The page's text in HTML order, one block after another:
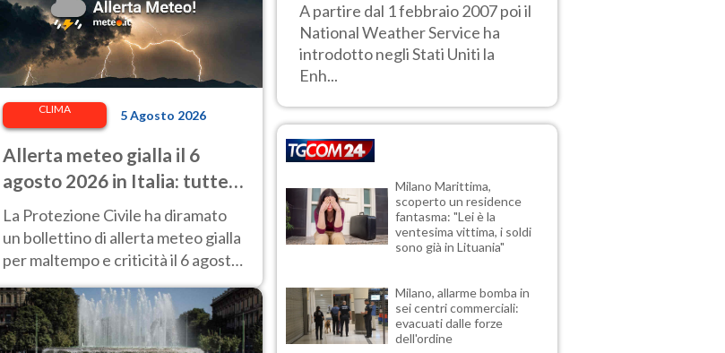
CLIMA 5 Agosto 2026
Allerta meteo gialla il 6
agosto 2026 in Italia: tutte
le regioni a rischio
La Protezione Civile ha diramato
un bollettino di allerta meteo gialla
per maltempo e criticità il 6 agosto
2026 in Italia: ecco dove.
A partire dal 1 febbraio 2007 poi il
National Weather Service ha
introdotto negli Stati Uniti la
Enh...
Milano Marittima,
scoperto un residence
fantasma: "Lei è la
ventesima vittima, i soldi
sono già in Lituania"
Milano, allarme bomba in
sei centri commerciali:
evacuati dalle forze
dell'ordine